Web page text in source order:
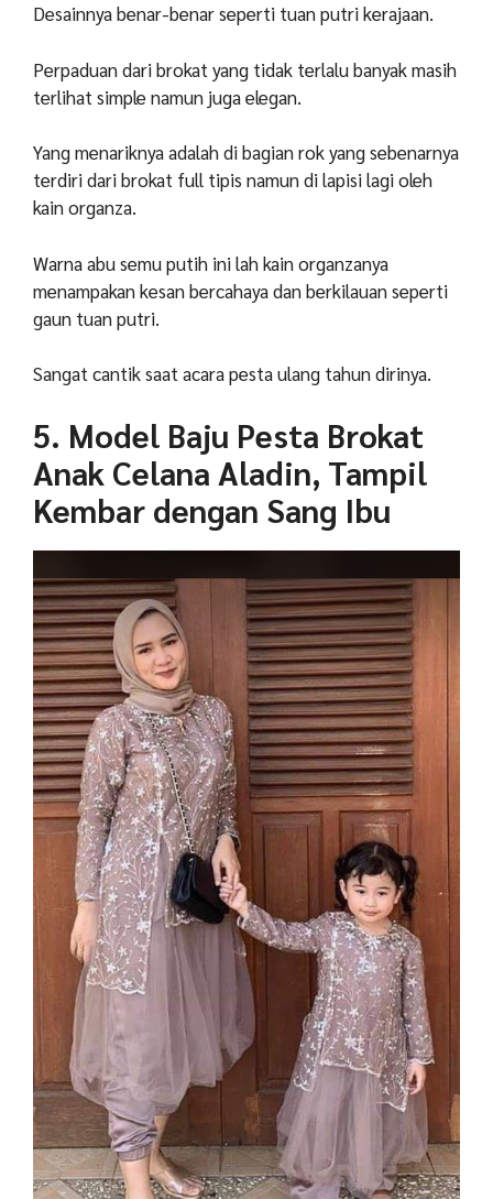
Desainnya benar-benar seperti tuan putri kerajaan.
Perpaduan dari brokat yang tidak terlalu banyak masih
terlihat simple namun juga elegan.
Yang menariknya adalah di bagian rok yang sebenarnya
terdiri dari brokat full tipis namun di lapisi lagi oleh
kain organza.
Warna abu semu putih ini lah kain organzanya
menampakan kesan bercahaya dan berkilauan seperti
gaun tuan putri.
Sangat cantik saat acara pesta ulang tahun dirinya.
5. Model Baju Pesta Brokat
Anak Celana Aladin, Tampil
Kembar dengan Sang Ibu